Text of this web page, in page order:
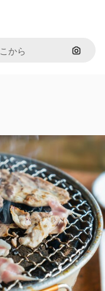
画像で